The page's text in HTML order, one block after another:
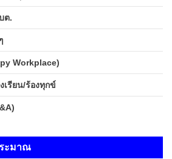
ต.
Workplace)
เรียน/ร้องทุกข์
ระมาณ